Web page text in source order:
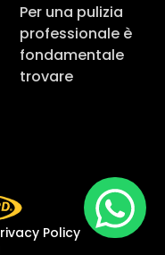
Per una pulizia
professionale è
fondamentale
trovare
Policy